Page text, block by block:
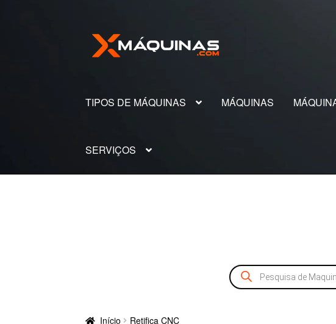
Pular
para
Pular
para
TIPOS DE MÁQUINAS MÁQUINAS
SERVIÇOS
Pesquisar
produtos
Início Retifica CNC